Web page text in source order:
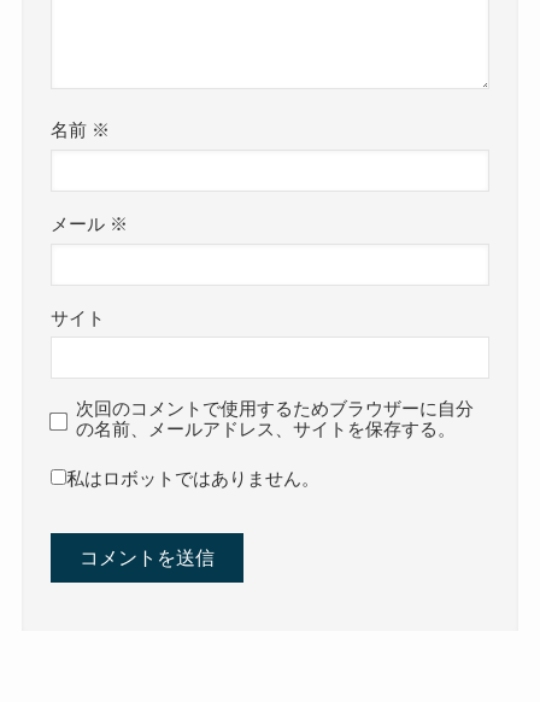
名前 ※
メール ※
サイト
次回のコメントで使用するためブラウザーに自分
の名前、メールアドレス、サイトを保存する。
私はロボットではありません。